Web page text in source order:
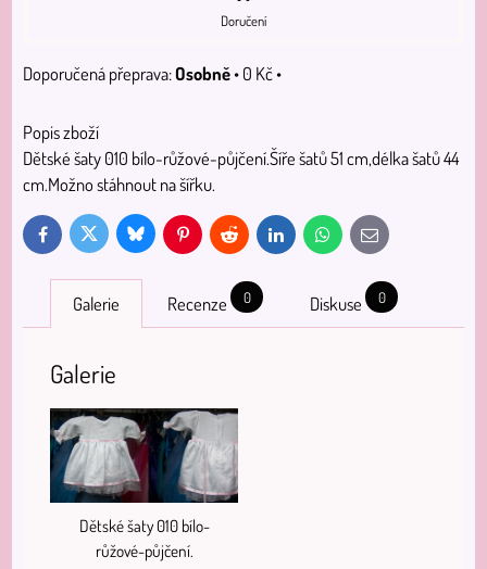
Doručení
Osobně•0 Kč•
Popis zboží
Dětské šaty 010 bílo-růžové-půjčení.Šíře šatů 51 cm,délka šatů 44
cm.Možno stáhnout na šířku.
FacebookTwitter Bluesky PinterestReddit LinkedInWhatsApp
E-
mail
Galerie Recenze 0 Diskuse 0
Galerie
Dětské šaty 010 bílo-
růžové-půjčení.